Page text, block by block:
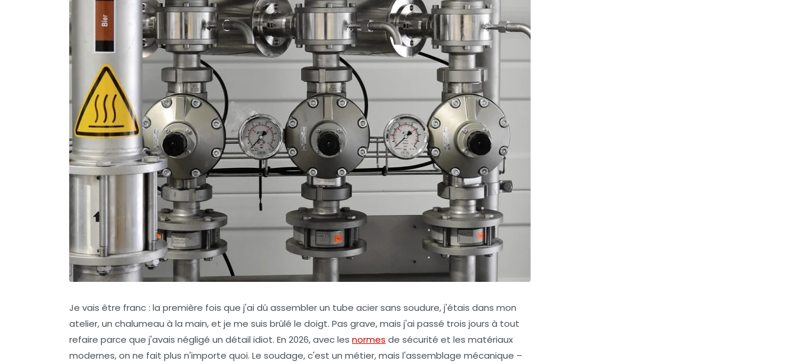
Je vais être franc : la première fois que j'ai dû assembler un tube acier sans soudure, j'étais dans mon
atelier, un chalumeau à la main, et je me suis brûlé le doigt. Pas grave, mais j'ai passé trois jours à tout
refaire parce que j'avais négligé un détail idiot. En 2026, avec les normes de sécurité et les matériaux
modernes, on ne fait plus n'importe quoi. Le soudage, c'est un métier, mais l'assemblage mécanique –